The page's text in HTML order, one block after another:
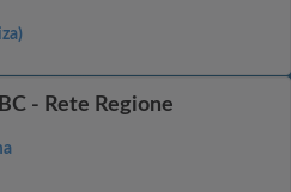
- Rete Regione